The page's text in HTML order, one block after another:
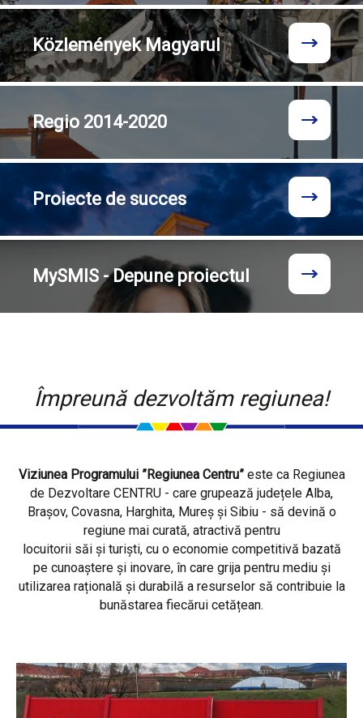
KözleményekMagyarul
Regio 2014-2020
Proiecte de succes
MySMIS - Depune proiectul
Împreună dezvoltăm regiunea!
Viziunea Programului ”Regiunea Centru”este ca Regiunea
de Dezvoltare CENTRU - care grupează județele Alba,
Brașov, Covasna, Harghita, Mureș și Sibiu - să devină o
regiune mai curată, atractivă pentru
locuitorii săi și turiști, cu o economie competitivă bazată
pe cunoaștere și inovare, în care grija pentru mediu și
utilizarea rațională și durabilă a resurselor să contribuie la
bunăstarea fiecărui cetățean.